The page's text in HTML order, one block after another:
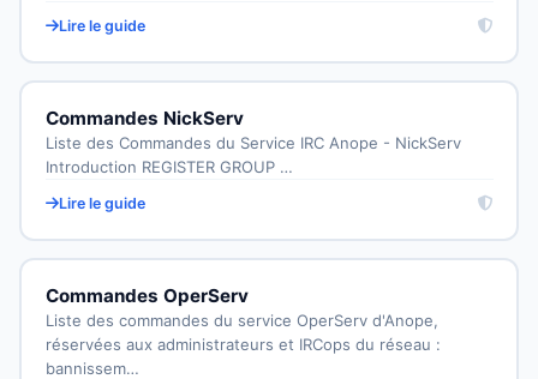
Lire le guide
Commandes NickServ
Liste des Commandes du Service IRC Anope - NickServ
Introduction REGISTER GROUP …
Lire le guide
Commandes OperServ
Liste des commandes du service OperServ d'Anope,
réservées aux administrateurs et IRCops du réseau :
bannissem…